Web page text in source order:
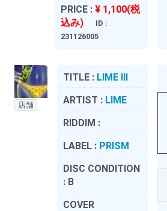
PRICE : ¥ 1,100(税
込み)
ID :
231126005
店舗
TITLE : LIME III
ARTIST : LIME
RIDDIM :
LABEL : PRISM
DISC CONDITION
: B
COVER